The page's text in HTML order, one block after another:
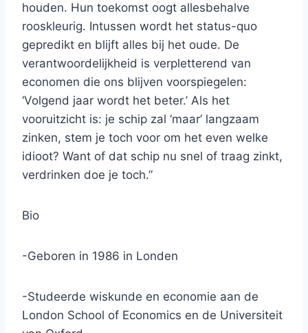
houden. Hun toekomst oogt allesbehalve
rooskleurig. Intussen wordt het status-quo
gepredikt en blijft alles bij het oude. De
verantwoordelijkheid is verpletterend van
economen die ons blijven voorspiegelen:
‘Volgend jaar wordt het beter.’ Als het
vooruitzicht is: je schip zal ‘maar’ langzaam
zinken, stem je toch voor om het even welke
idioot? Want of dat schip nu snel of traag zinkt,
verdrinken doe je toch.”
Bio
-Geboren in 1986 in Londen
-Studeerde wiskunde en economie aan de
London School of Economics en de Universiteit